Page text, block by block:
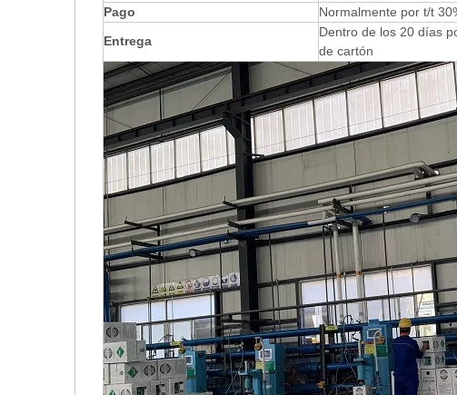
Pago
Normalmente por t/t
Entrega
Dentro de los 20 días
de cartón